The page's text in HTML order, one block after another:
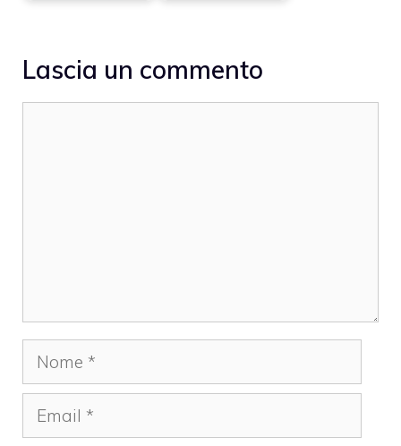
Lascia un commento
Nome
Email